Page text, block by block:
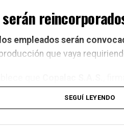
los empleados serán
que vaya
y la región, asumirá la
la seguridad social de los
SEGUÍ LEYENDO